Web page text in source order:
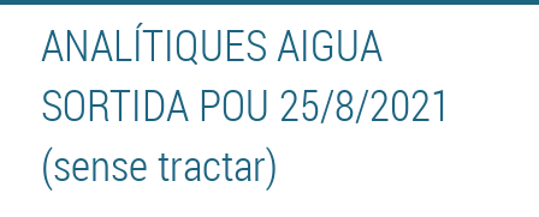
ANALÍTIQUES AIGUA
SORTIDA POU 25/8/2021
(sense tractar)